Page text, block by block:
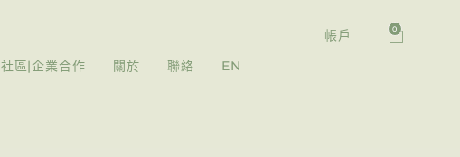
社區|企業合作 關於 聯絡 EN
帳戶 0